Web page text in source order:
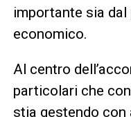
importante sia
economico.
Al centro
particolari che
stia gestendo con